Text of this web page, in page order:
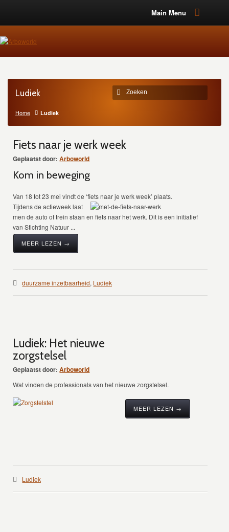
Main Menu
Ludiek
Home Ludiek
Fiets naar je werk week
Geplaatst door: Arboworld
Kom in beweging
Van 18 tot 23 mei vindt de ‘fiets naar je werk week’ plaats.
Tijdens de actieweek laat
men de auto of trein staan en fiets naar het werk. Dit is een initiatief
van Stichting Natuur ...
MEER LEZEN →
duurzame inzetbaarheid, Ludiek
Ludiek: Het nieuwe
zorgstelsel
Geplaatst door: Arboworld
Wat vinden de professionals van het nieuwe zorgstelsel.
MEER LEZEN →
Ludiek